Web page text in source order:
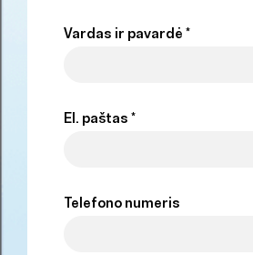
Vardas ir pavardė *
El. paštas *
Telefono numeris